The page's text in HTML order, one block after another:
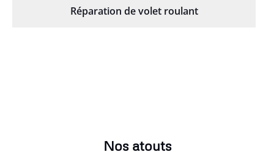
Réparation de volet roulant
Nos atouts